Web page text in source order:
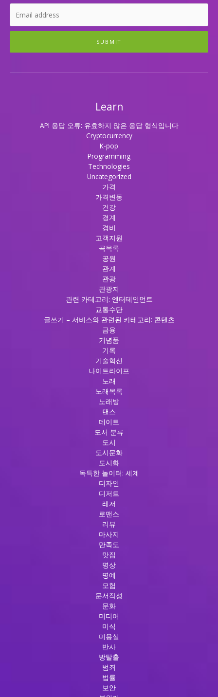
SUBMIT
Learn
API 응답 오류: 유효하지 않은 응답 형식입니다
Cryptocurrency
K-pop
Programming
Technologies
Uncategorized
가격
가격변동
건강
경계
경비
고객지원
곡목록
공원
관계
관광
관광지
관련 카테고리: 엔터테인먼트
교통수단
글쓰기 – 서비스와 관련된 카테고리: 콘텐츠
금융
기념품
기록
기술혁신
나이트라이프
노래
노래목록
노래방
댄스
데이트
도서 분류
도시
도시문화
도시화
독특한 놀이터: 세계
디자인
디저트
레저
로맨스
리뷰
마사지
만족도
맛집
명상
명예
모험
문서작성
문화
미디어
미식
미용실
반사
방탈출
범죄
법률
보안